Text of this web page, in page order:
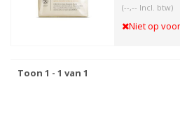
(--,-- Incl. btw)
Niet op
Toon 1 - 1 van 1